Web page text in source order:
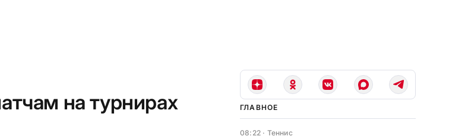
на турнирах
ГЛАВНОЕ
08:22 · Теннис